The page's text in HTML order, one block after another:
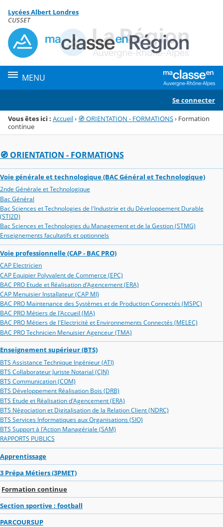
Menu de la rubrique
Contenu
Lycées Albert Londres
CUSSET
MENU
Se connecter
Vous êtes ici : Accueil› 🧭 ORIENTATION - FORMATIONS› Formation
continue
🧭 ORIENTATION - FORMATIONS
Voie générale et technologique (BAC Général et Technologique)
2nde Générale et Technologique
Bac Général
Bac Sciences et Technologies de l'Industrie et du Développement Durable
(STI2D)
Bac Sciences et Technologies du Management et de la Gestion (STMG)
Enseignements facultatifs et optionnels
Voie professionnelle (CAP - BAC PRO)
CAP Electricien
CAP Equipier Polyvalent de Commerce (EPC)
BAC PRO Etude et Réalisation d'Agencement (ERA)
CAP Menuisier Installateur (CAP MI)
BAC PRO Maintenance des Systèmes et de Production Connectés (MSPC)
BAC PRO Métiers de l'Accueil (MA)
BAC PRO Métiers de l'Electricité et Environnements Connectés (MELEC)
BAC PRO Technicien Menuisier Agenceur (TMA)
Enseignement supérieur (BTS)
BTS Assistance Technique Ingénieur (ATI)
BTS Collaborateur Juriste Notarial (CJN)
BTS Communication (COM)
BTS Développement Réalisation Bois (DRB)
BTS Etude et Réalisation d'Agencement (ERA)
BTS Négociation et Digitalisation de la Relation Client (NDRC)
BTS Services Informatiques aux Organisations (SIO)
BTS Support à l'Action Managériale (SAM)
RAPPORTS PUBLICS
Apprentissage
3 Prépa Métiers (3PMET)
Formation continue
Section sportive : football
PARCOURSUP